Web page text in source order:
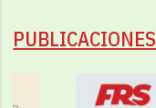
PUBLICACIONES